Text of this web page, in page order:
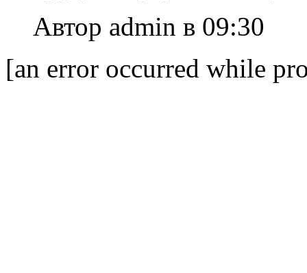
Автор admin в 09:30
[an error occurred while